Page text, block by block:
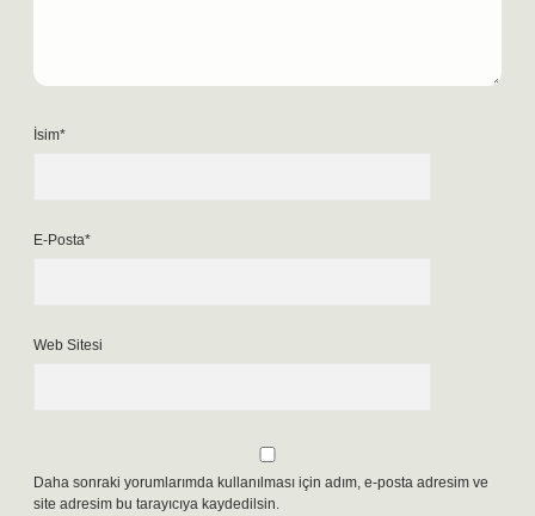
İsim*
E-Posta*
Web Sitesi
Daha sonraki yorumlarımda kullanılması için adım, e-posta adresim ve
site adresim bu tarayıcıya kaydedilsin.